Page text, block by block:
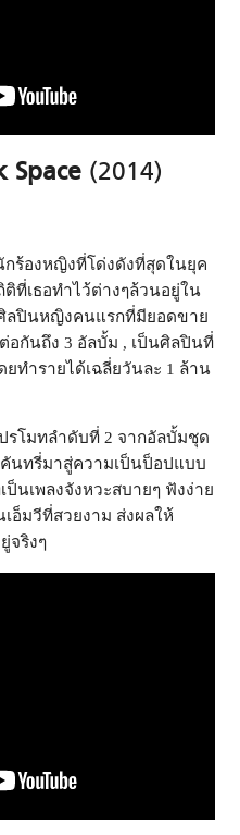
Space (2014)
กร้องหญิงที่โด่งดังที่สุดในยุค
ที่เธอทำไว้ต่างๆล้วนอยู่ใน
ลปินหญิงคนแรกที่มียอดขาย
อกันถึง 3 อัลบั้ม , เป็นศิลปินที่
ยทำรายได้เฉลี่ยวันละ 1 ล้าน
รโมทลำดับที่ 2 จากอัลบั้มชุด
นทรี่มาสู่ความเป็นป็อปแบบ
นเพลงจังหวะสบายๆ ฟังง่าย
อ็มวีที่สวยงาม ส่งผลให้
จริงๆ